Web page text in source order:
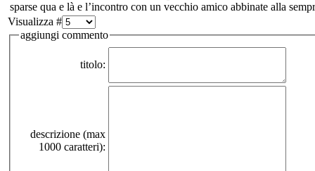
sparse qua e là e l’incontro con un vecchio amico abbinate alla
Visualizza #
aggiungi commento
titolo:
descrizione (max
1000 caratteri):